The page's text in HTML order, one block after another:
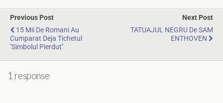
Previous Post
15 Mii De Romani Au
Cumparat Deja Tichetul
''Simbolul Pierdut''
Next Post
TATUAJUL NEGRU De SAM
ENTHOVEN
1 response